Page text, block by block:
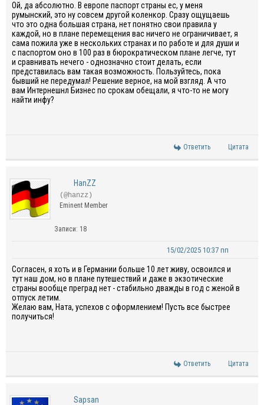
Ой, да абсолютно. В европе паспорт страны ес, у меня
румынский, это ну совсем другой коленкор. Сразу ощущаешь
что это одна большая страна, нет понятно свои правила у
каждой, но в плане перемещения вас ничего не ограничивает, я
сама пожила уже в нескольких странах и по работе и для души и
с паспортом оно в 100 раз в бюрократическом плане легче, тут
и сравнивать нечего - однозначно стоит делать, если
представилась вам такая возможность. Пользуйтесь, пока
бывший не передумал! Решение верное, на мой взгляд. А что
вам Интернешнл Бизнес по срокам обещали, я что-то не могу
найти инфу?
Ответить Цитата
HanZZ
(@hanzz)
Eminent Member
Записи: 18
15/02/2025 10:37 пп
Согласен, я хоть и в Германии больше 10 лет живу, освоился и
тут наш дом, но в плане путешествий и даже в экзотические
страны вообще преград нет - стабильно дважды в год с женой в
отпуск летим.
Желаю вам, Ната, успехов с оформлением! Пусть все быстрее
получиться!
Ответить Цитата
Sapsan